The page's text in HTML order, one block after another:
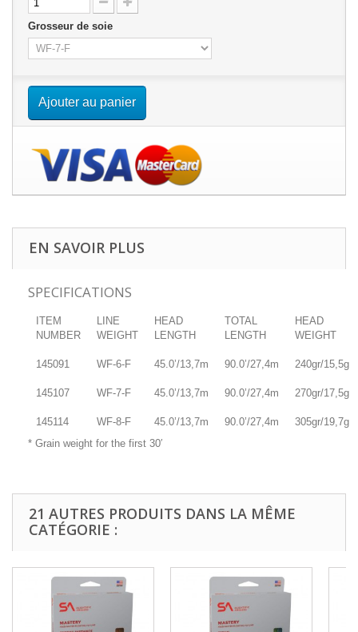
Grosseur de soie
Ajouter au panier
EN SAVOIR PLUS
SPECIFICATIONS
ITEM
NUMBER
LINE
WEIGHT
HEAD
LENGTH
TOTAL
LENGTH
HEAD
WEIGHT
145091 WF-6-F 45.0’/13,7m 90.0’/27,4m 240gr/15,5g
145107 WF-7-F 45.0’/13,7m 90.0’/27,4m 270gr/17,5g
145114 WF-8-F 45.0’/13,7m 90.0’/27,4m
305gr/19,7g
* Grain weight for the first 30′
21 AUTRES PRODUITS DANS LA MÊME
CATÉGORIE :